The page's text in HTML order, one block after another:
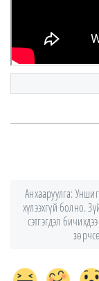
Анхааруулга:
хүлээхгүй болно.
сэтгэгдэл